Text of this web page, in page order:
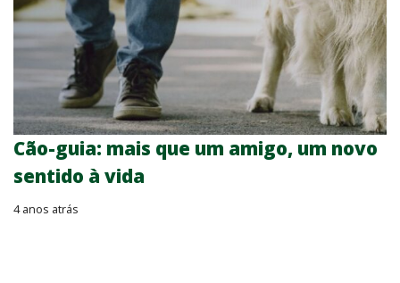
Cão-guia: mais que um amigo, um novo
sentido à vida
4 anos atrás